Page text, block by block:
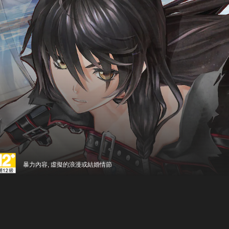
暴力內容, 虛擬的浪漫或結婚情節